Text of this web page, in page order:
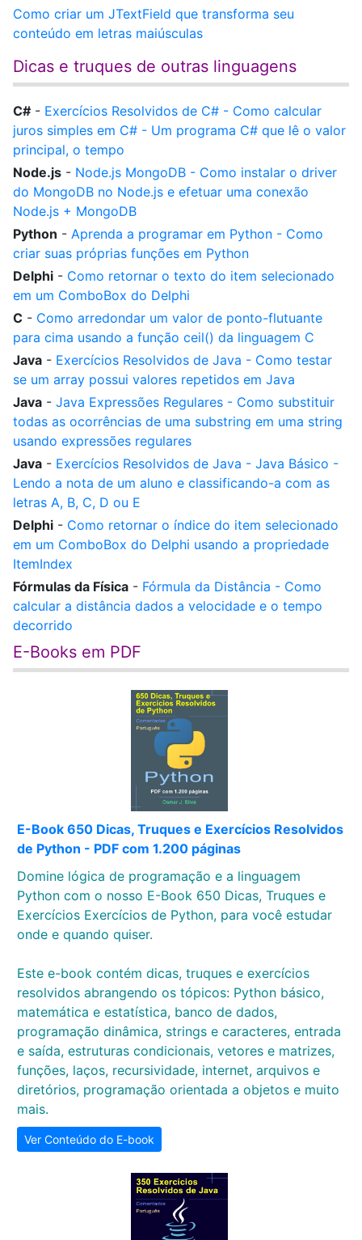
Como criar um JTextField que transforma seu
conteúdo em letras maiúsculas
Dicas e truques de outras linguagens
C# - Exercícios Resolvidos de C# - Como calcular
juros simples em C# - Um programa C# que lê o valor
principal, o tempo
Node.js - Node.js MongoDB - Como instalar o driver
do MongoDB no Node.js e efetuar uma conexão
Node.js + MongoDB
Python - Aprenda a programar em Python - Como
criar suas próprias funções em Python
Delphi - Como retornar o texto do item selecionado
em um ComboBox do Delphi
C - Como arredondar um valor de ponto-flutuante
para cima usando a função ceil() da linguagem C
Java - Exercícios Resolvidos de Java - Como testar
se um array possui valores repetidos em Java
Java - Java Expressões Regulares - Como substituir
todas as ocorrências de uma substring em uma string
usando expressões regulares
Java - Exercícios Resolvidos de Java - Java Básico -
Lendo a nota de um aluno e classificando-a com as
letras A, B, C, D ou E
Delphi - Como retornar o índice do item selecionado
em um ComboBox do Delphi usando a propriedade
ItemIndex
Fórmulas da Física - Fórmula da Distância - Como
calcular a distância dados a velocidade e o tempo
decorrido
E-Books em PDF
E-Book 650 Dicas, Truques e Exercícios Resolvidos
de Python - PDF com 1.200 páginas
Domine lógica de programação e a linguagem
Python com o nosso E-Book 650 Dicas, Truques e
Exercícios Exercícios de Python, para você estudar
onde e quando quiser.
Este e-book contém dicas, truques e exercícios
resolvidos abrangendo os tópicos: Python básico,
matemática e estatística, banco de dados,
programação dinâmica, strings e caracteres, entrada
e saída, estruturas condicionais, vetores e matrizes,
funções, laços, recursividade, internet, arquivos e
diretórios, programação orientada a objetos e muito
mais.
Ver Conteúdo do E-book